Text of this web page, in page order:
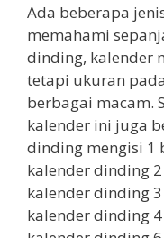
Ada beberapa
memahami
dinding, kalender
tetapi ukuran
berbagai macam.
kalender ini juga
dinding mengisi 1
kalender dinding
kalender dinding
kalender dinding